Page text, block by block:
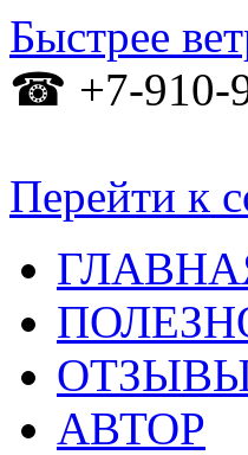
Быстрее
☎ +7-910-
Перейти к
АВТОР